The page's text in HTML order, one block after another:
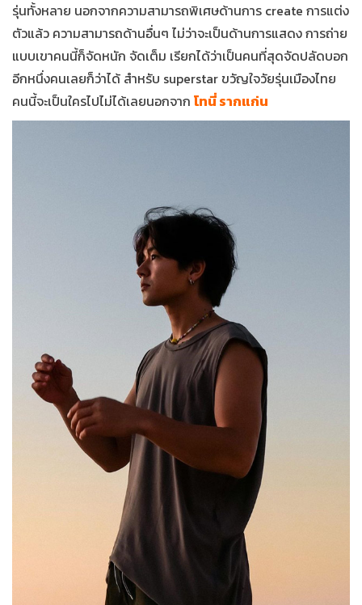
รุ่นทั้งหลาย นอกจากความสามารถพิเศษด้านการ create การแต่ง
ตัวแล้ว ความสามารถด้านอื่นๆ ไม่ว่าจะเป็นด้านการแสดง การถ่าย
แบบเขาคนนี้ก็จัดหนัก จัดเต็ม เรียกได้ว่าเป็นคนที่สุดจัดปลัดบอก
อีกหนึ่งคนเลยก็ว่าได้ สำหรับ superstar ขวัญใจวัยรุ่นเมืองไทย
คนนี้จะเป็นใครไปไม่ได้เลยนอกจาก โทนี่ รากแก่น